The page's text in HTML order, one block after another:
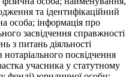
та ідентифікаційний
особа; інформація про
засвідчення справжності
з питань діяльності
посвідчення
учасника у статутному